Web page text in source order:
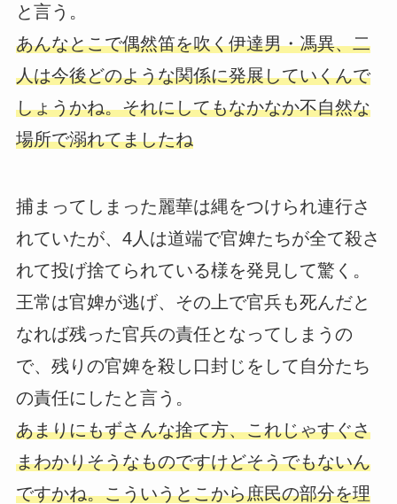
と言う。
あんなとこで偶然笛を吹く伊達男・馮異、二
人は今後どのような関係に発展していくんで
しょうかね。それにしてもなかなか不自然な
場所で溺れてましたね
捕まってしまった麗華は縄をつけられ連行さ
れていたが、4人は道端で官婢たちが全て殺さ
れて投げ捨てられている様を発見して驚く。
王常は官婢が逃げ、その上で官兵も死んだと
なれば残った官兵の責任となってしまうの
で、残りの官婢を殺し口封じをして自分たち
の責任にしたと言う。
あまりにもずさんな捨て方、これじゃすぐさ
まわかりそうなものですけどそうでもないん
ですかね。こういうとこから庶民の部分を理